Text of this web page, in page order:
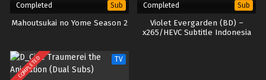
Completed Sub
Mahoutsukai no Yome Season 2
Completed Sub
Violet Evergarden (BD) –
x265/HEVC Subtitle Indonesia
COMPLETED TV